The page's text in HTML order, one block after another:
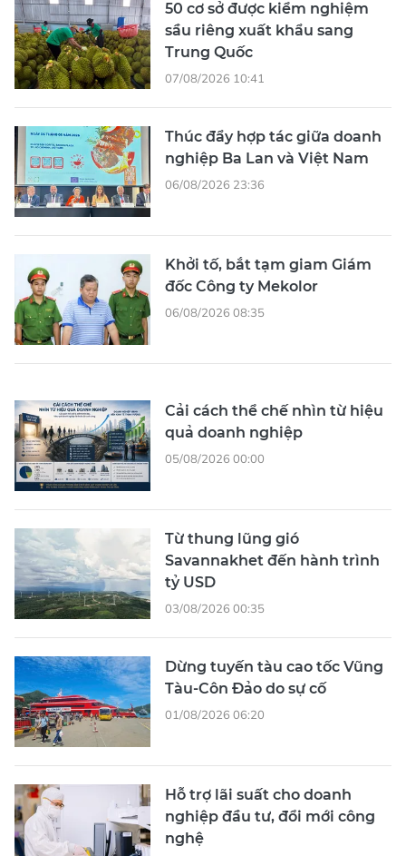
50 cơ sở được kiểm nghiệm
sầu riêng xuất khẩu sang
Trung Quốc
07/08/2026 10:41
Thúc đẩy hợp tác giữa doanh
nghiệp Ba Lan và Việt Nam
06/08/2026 23:36
Khởi tố, bắt tạm giam Giám
đốc Công ty Mekolor
06/08/2026 08:35
Cải cách thể chế nhìn từ hiệu
quả doanh nghiệp
05/08/2026 00:00
Từ thung lũng gió
Savannakhet đến hành trình
tỷ USD
03/08/2026 00:35
Dừng tuyến tàu cao tốc Vũng
Tàu-Côn Đảo do sự cố
01/08/2026 06:20
Hỗ trợ lãi suất cho doanh
nghiệp đầu tư, đổi mới công
nghệ